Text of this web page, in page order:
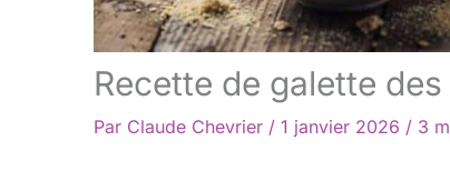
Recette de galette
Par Claude Chevrier / 1 janvier 2026 / 3